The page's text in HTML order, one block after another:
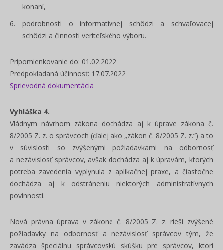
konaní,
podrobnosti o informatívnej schôdzi a schvaľovacej
schôdzi a činnosti veriteľského výboru.
Pripomienkovanie do: 01.02.2022
Predpokladaná účinnosť: 17.07.2022
Sprievodná dokumentácia
Vyhláška 4.
Vládnym návrhom zákona dochádza aj k úprave zákona č.
8/2005 Z. z. o správcoch (ďalej ako „zákon č. 8/2005 Z. z.“) a to
v súvislosti so zvýšenými požiadavkami na odbornosť
a nezávislosť správcov, avšak dochádza aj k úpravám, ktorých
potreba zavedenia vyplynula z aplikačnej praxe, a čiastočne
dochádza aj k odstráneniu niektorých administratívnych
povinností.
Nová právna úprava v zákone č. 8/2005 Z. z. rieši zvýšené
požiadavky na odbornosť a nezávislosť správcov tým, že
zavádza špeciálnu správcovskú skúšku pre správcov, ktorí